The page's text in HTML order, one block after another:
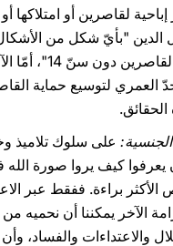
لقاصرين أو امتلاكها
الدين "بأيّ شكل من
آنذاك عن
العمري لتوسيع حماية
على سلوك تلاميذ
كيف يروا صورة الله
براءة. ففقط عبر
الآخر يمكننا أن نحميه
والاعتداءات والفساد،